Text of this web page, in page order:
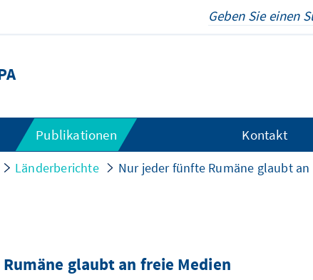
Publikationen Kontakt
Länderberichte Nur jeder fünfte Rumäne glaubt an
glaubt an freie Medien